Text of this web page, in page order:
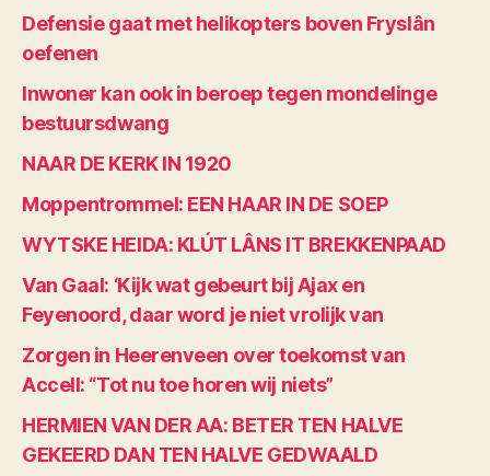
Defensie gaat met helikopters boven Fryslân
oefenen
Inwoner kan ook in beroep tegen mondelinge
bestuursdwang
NAAR DE KERK IN 1920
Moppentrommel: EEN HAAR IN DE SOEP
WYTSKE HEIDA: KLÚT LÂNS IT BREKKENPAAD
Van Gaal: ‘Kijk wat gebeurt bij Ajax en
Feyenoord, daar word je niet vrolijk van
Zorgen in Heerenveen over toekomst van
Accell: “Tot nu toe horen wij niets”
HERMIEN VAN DER AA: BETER TEN HALVE
GEKEERD DAN TEN HALVE GEDWAALD